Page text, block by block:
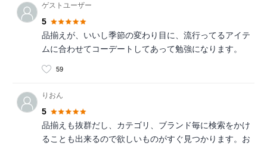
ゲストユーザー
5
品揃えが、いいし季節の変わり目に、流行ってるアイテ
ムに合わせてコーデートしてあって勉強になります。
59
りおん
5
品揃えも抜群だし、カテゴリ、ブランド毎に検索をかけ
ることも出来るので欲しいものがすぐ見つかります。お